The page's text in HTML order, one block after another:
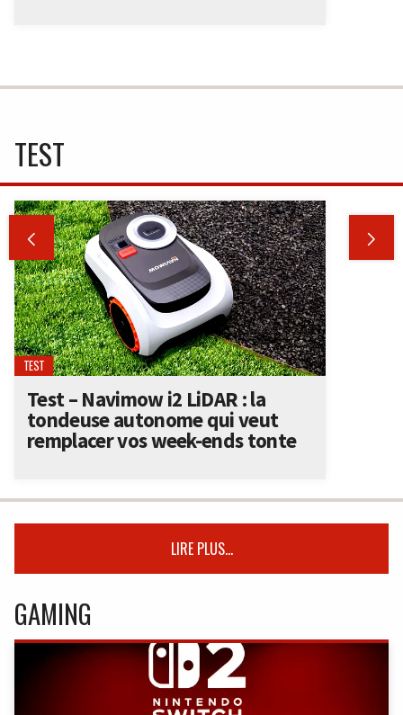
TEST
 
TEST
Test – Navimow i2 LiDAR : la
tondeuse autonome qui veut
remplacer vos week-ends tonte
LIRE PLUS...
GAMING